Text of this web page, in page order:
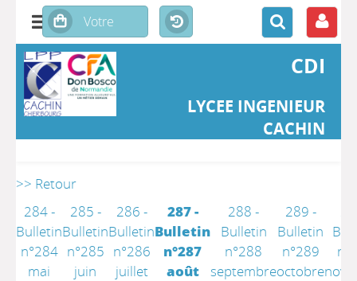
CDI
LYCEE INGENIEUR
CACHIN
>> Retour
284 -
Bulletin
n°284
mai
285 -
Bulletin
n°285
juin
286 -
Bulletin
n°286
juillet
287 -
Bulletin
n°287
août
288 -
Bulletin
n°288
septembre
289 -
Bulletin
n°289
octobre